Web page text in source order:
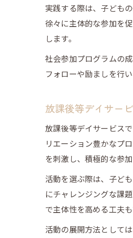
実践する際は、子ども
徐々に主体的な参加を
します。
社会参加プログラムの
フォローや励ましを行
放課後等デイサー
放課後等デイサービス
リエーション豊かなプ
を刺激し、積極的な参
活動を選ぶ際は、子ど
にチャレンジングな課
で主体性を高める工夫も
活動の展開方法として